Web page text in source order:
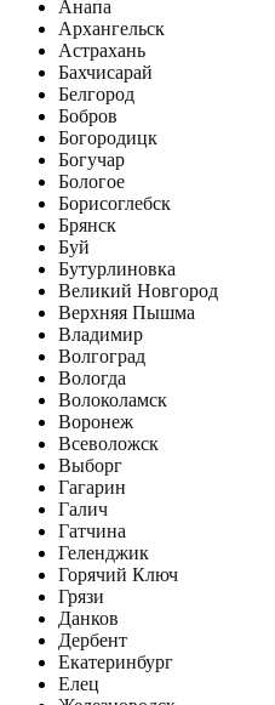
Анапа
Архангельск
Астрахань
Бахчисарай
Белгород
Бобров
Богородицк
Богучар
Бологое
Борисоглебск
Брянск
Буй
Бутурлиновка
Великий Новгород
Верхняя Пышма
Владимир
Волгоград
Вологда
Волоколамск
Воронеж
Всеволожск
Выборг
Гагарин
Галич
Гатчина
Геленджик
Горячий Ключ
Грязи
Данков
Дербент
Екатеринбург
Елец